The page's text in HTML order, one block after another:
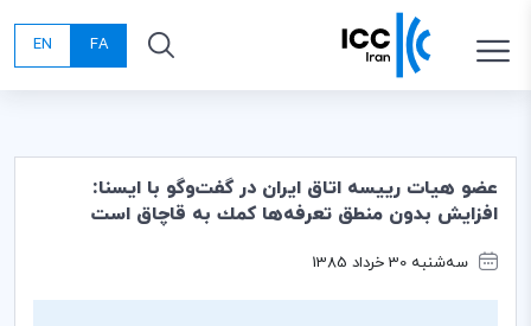
FA
EN
عضو هيات رييسه اتاق ايران در گفت‌وگو با ايسنا:
افزايش بدون منطق تعرفه‌ها كمك به قاچاق است
سه‌شنبه 30 خرداد 1385